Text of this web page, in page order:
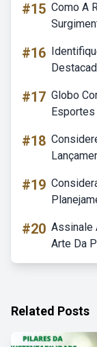
#15 Como A
#16
#17 Globo
Esportes
#18
#19
#20 Assinale
Arte Da
Related Posts